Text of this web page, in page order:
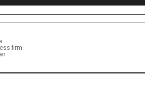
firm